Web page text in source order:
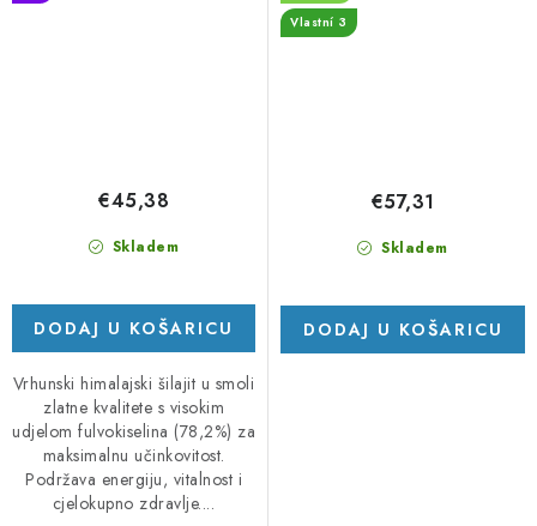
Skladem
€45,38
DODAJ U KOŠARICU
Vrhunski himalajski šilajit u smoli
zlatne kvalitete s visokim
udjelom fulvokiselina (78,2%) za
maksimalnu učinkovitost.
Podržava energiju, vitalnost i
cjelokupno zdravlje....
Vlastní 3
Skladem
€57,31
DODAJ U KOŠARICU